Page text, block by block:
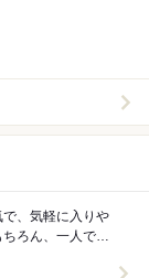
、気軽に入りや
ろん、一人でも